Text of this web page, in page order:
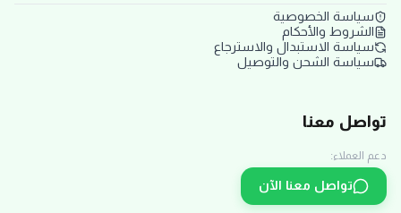
سياسة الخصوصية
الشروط والأحكام
سياسة الاستبدال والاسترجاع
سياسة الشحن والتوصيل
تواصل معنا
دعم العملاء:
تواصل معنا الآن